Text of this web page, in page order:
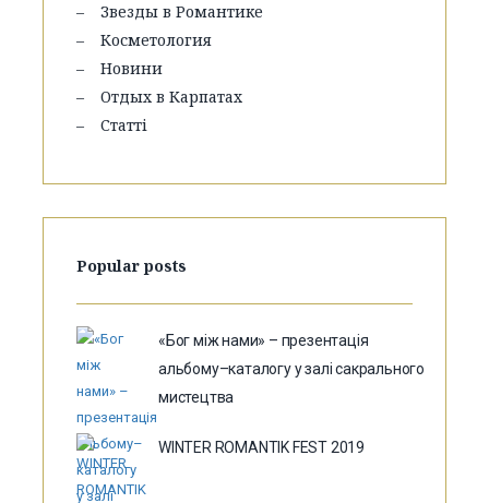
Звезды в Романтике
Косметология
Новини
Отдых в Карпатах
Статті
Popular posts
«Бог між нами» – презентація
альбому–каталогу у залі сакрального
мистецтва
WINTER ROMANTIK FEST 2019